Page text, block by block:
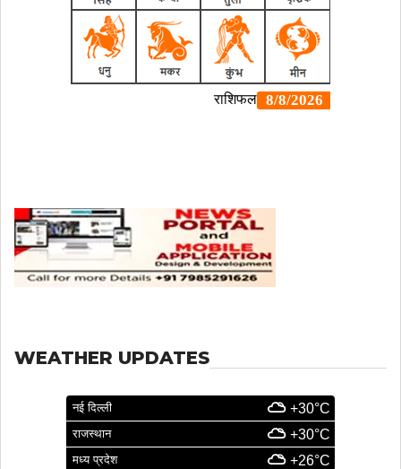
WEATHER UPDATES
नई दिल्ली +30°C
राजस्थान +30°C
मध्य प्रदेश +26°C